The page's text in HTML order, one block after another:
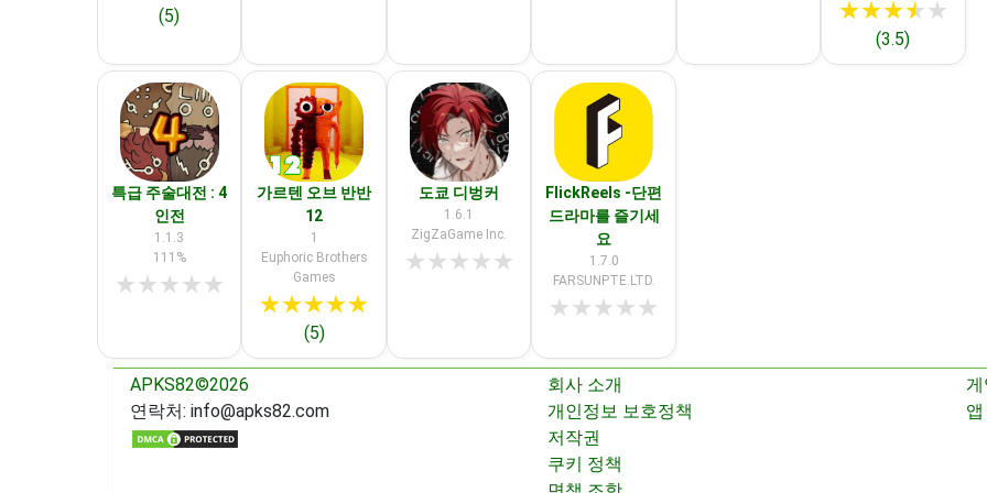
(5) ★★★★★
(3.5)
특급 주술대전 : 4
인전
1.1.3
111%
★★★★★
가르텐 오브 반반
12
1
Euphoric Brothers
Games
★★★★★
(5)
도쿄 디벙커
1.6.1
ZigZaGame Inc.
★★★★★
FlickReels -단편
드라마를 즐기세
요
1.7.0
FARSUNPTE.LTD.
★★★★★
APKS82©2026
연락처: info@apks82.com
회사 소개
개인정보 보호정책
저작권
쿠키 정책
앱